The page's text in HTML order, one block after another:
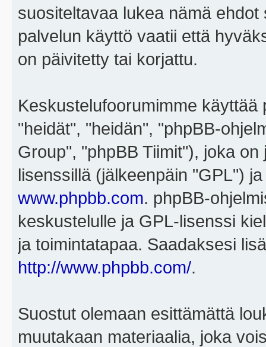
suositeltavaa lukea nämä
palvelun käyttö vaatii että
on päivitetty tai korjattu.
Keskustelufoorumimme
"heidät", "heidän", "phpBB-
Group", "phpBB Tiimit"), joka on
lisenssillä (jälkeenpäin "GPL")
www.phpbb.com. phpBB-
keskustelulle ja GPL-lisenssi
ja toimintatapaa. Saadaksesi
http://www.phpbb.com/.
Suostut olemaan esittämättä
muutakaan materiaalia, joka